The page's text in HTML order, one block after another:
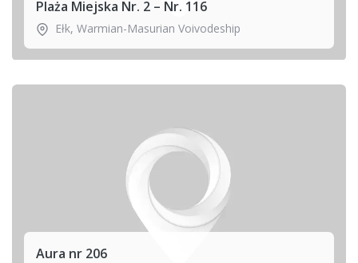
Plaża Miejska Nr. 2 – Nr. 116
Ełk, Warmian-Masurian Voivodeship
Aura nr 206